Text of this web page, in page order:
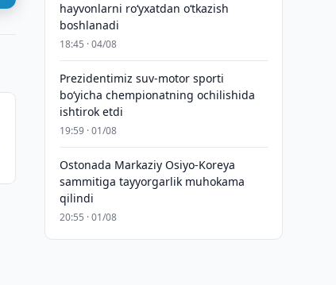
hayvonlarni ro‘yxatdan o‘tkazish
boshlanadi
18:45 · 04/08
Prezidentimiz suv-motor sporti
bo‘yicha chempionatning ochilishida
ishtirok etdi
19:59 · 01/08
Ostonada Markaziy Osiyo-Koreya
sammitiga tayyorgarlik muhokama
qilindi
20:55 · 01/08